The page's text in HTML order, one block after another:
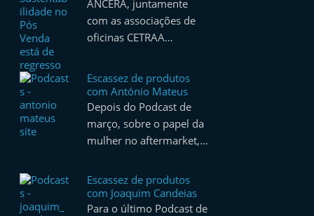
ANCERA, juntamente
com as associações de
oficinas CETRAA…
Escassez de produtos
com António Mateus
Depois do Podcast de
março, sobre o papel da
mulher no aftermarket,…
Escassez de produtos
com Joaquim Candeias
Para o último Podcast de